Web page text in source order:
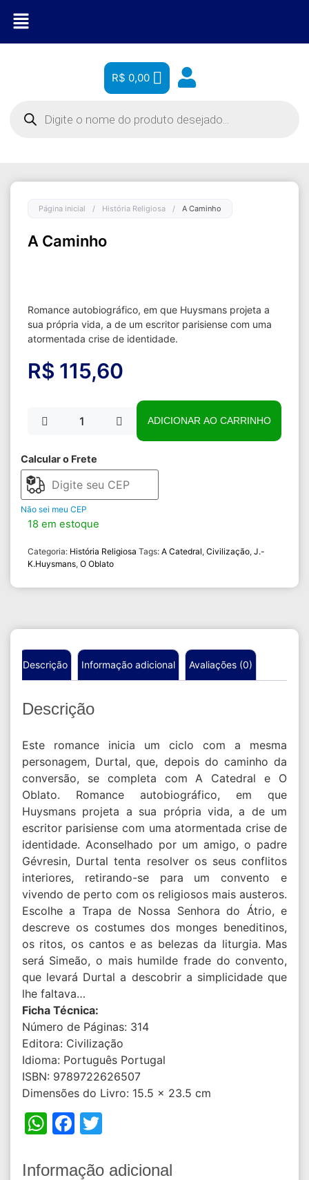
R$ 0,00
Página inicial / História Religiosa / A Caminho
A Caminho
Romance autobiográfico, em que Huysmans projeta a
sua própria vida, a de um escritor parisiense com uma
atormentada crise de identidade.
R$ 115,60
ADICIONAR AO CARRINHO
Calcular o Frete
Não sei meu CEP
18 em estoque
Categoria: História Religiosa Tags:A Catedral,Civilização,J.-
K.Huysmans,O Oblato
Descrição Informação adicional Avaliações (0)
Descrição
Este romance inicia um ciclo com a mesma
personagem, Durtal, que, depois do caminho da
conversão, se completa com A Catedral e O
Oblato. Romance autobiográfico, em que
Huysmans projeta a sua própria vida, a de um
escritor parisiense com uma atormentada crise de
identidade. Aconselhado por um amigo, o padre
Gévresin, Durtal tenta resolver os seus conflitos
interiores, retirando-se para um convento e
vivendo de perto com os religiosos mais austeros.
Escolhe a Trapa de Nossa Senhora do Átrio, e
descreve os costumes dos monges beneditinos,
os ritos, os cantos e as belezas da liturgia. Mas
será Simeão, o mais humilde frade do convento,
que levará Durtal a descobrir a simplicidade que
lhe faltava…
Ficha Técnica:
Número de Páginas: 314
Editora: Civilização
Idioma: Português Portugal
ISBN: 9789722626507
Dimensões do Livro: 15.5 x 23.5 cm
WhatsApp
Facebook
Twitter
Informação adicional